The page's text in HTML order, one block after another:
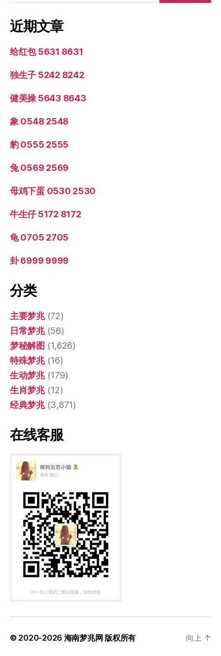
近期文章
给红包 5631 8631
独生子 5242 8242
健美操 5643 8643
象 0548 2548
豹 0555 2555
兔 0569 2569
母鸡下蛋 0530 2530
牛生仔 5172 8172
龟 0705 2705
卦 6999 9999
分类
主要梦兆(72)
日常梦兆(56)
梦秘解图 (1,626)
特殊梦兆(16)
生动梦兆(179)
生肖梦兆(12)
经典梦兆(3,871)
在线客服
© 2020-2026 海南梦兆网 版权所有 向上 ↑